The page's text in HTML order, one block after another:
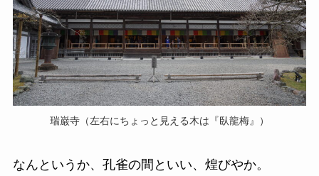
瑞巌寺（左右にちょっと見える木は『臥龍梅』）
なんというか、孔雀の間といい、煌びやか。